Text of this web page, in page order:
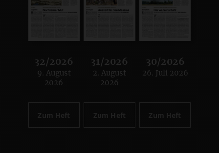
32/2026
:
9. August
2026
Zum Heft
31/2026
:
2. August
2026
Zum Heft
30/2026
:
26. Juli 2026
Zum Heft